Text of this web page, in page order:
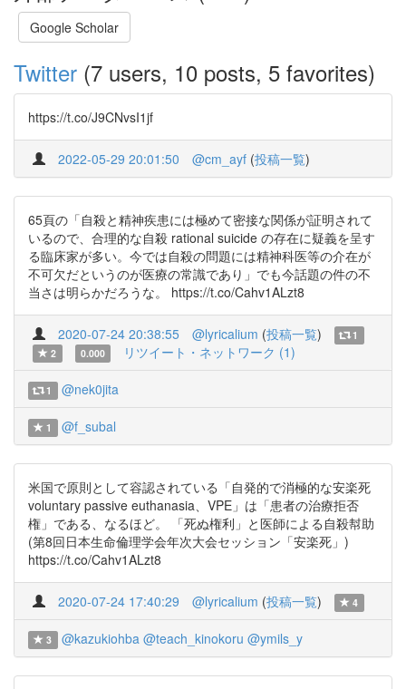
Google Scholar
Twitter (7 users, 10 posts, 5 favorites)
https://t.co/J9CNvsI1jf
2022-05-29 20:01:50 @cm_ayf (投稿一覧)
65頁の「自殺と精神疾患には極めて密接な関係が証明されて
いるので、合理的な自殺 rational suicide の存在に疑義を呈す
る臨床家が多い。今では自殺の問題には精神科医等の介在が
不可欠だというのが医療の常識であり」でも今話題の件の不
当さは明らかだろうな。 https://t.co/Cahv1ALzt8
2020-07-24 20:38:55 @lyricalium (投稿一覧)
1
2
0.000 リツイート・ネットワーク (1)
1 @nek0jita
1 @f_subal
米国で原則として容認されている「自発的で消極的な安楽死
voluntary passive euthanasia、VPE」は「患者の治療拒否
権」である、なるほど。 「死ぬ権利」と医師による自殺幇助
(第8回日本生命倫理学会年次大会セッション「安楽死」)
https://t.co/Cahv1ALzt8
2020-07-24 17:40:29 @lyricalium (投稿一覧) 4
3 @kazukiohba @teach_kinokoru @ymils_y